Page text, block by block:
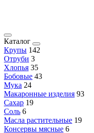
Каталог
Крупы 142
Отруби 3
Хлопья 35
Бобовые 43
Мука 24
Макаронные изделия 93
Сахар 19
Соль 6
Масла растительные 19
Консервы мясные 6